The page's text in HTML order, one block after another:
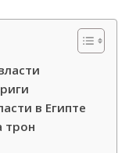
в Египте
трон